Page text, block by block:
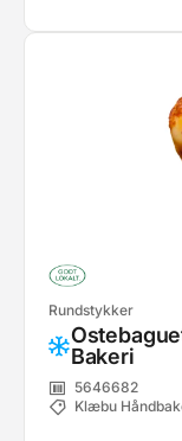
Rundstykker
Bakeri
5646682
Klæbu